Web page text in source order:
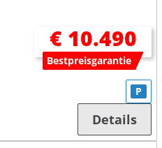
€ 10.490
Bestpreisgarantie
P
Details